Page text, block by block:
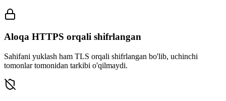
Aloqa HTTPS orqali shifrlangan
Sahifani yuklash ham TLS orqali shifrlangan bo'lib, uchinchi
tomonlar tomonidan tarkibi o'qilmaydi.